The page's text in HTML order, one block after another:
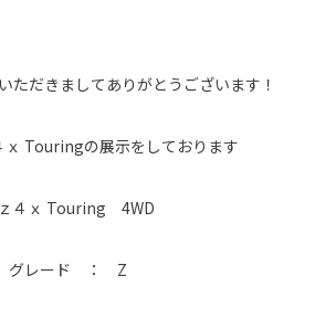
ただきましてありがとうございます！
ｘ Touringの展示をしております
４ｘ Touring 4WD
グレード ： Z